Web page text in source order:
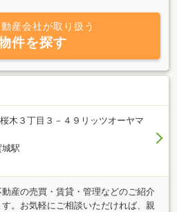
たします。送迎サービスも可能で
多いため、ご来店の際はお電話また
前にご連絡をお願いいたします。ご
産会社が取り扱う
件を探す
木３丁目３－４９リッツオーヤマ
城駅
産の売買・賃貸・管理などのご紹介
。お気軽にご相談いただければ、親